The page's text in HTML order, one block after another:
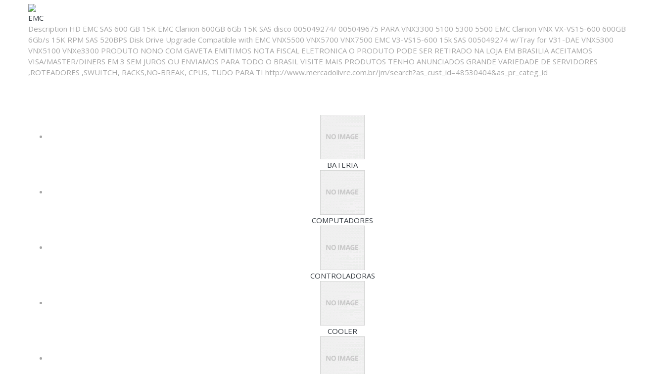
EMC
Description HD EMC SAS 600 GB 15K EMC Clariion 600GB 6Gb 15K SAS disco 005049274/ 005049675 PARA VNX3300 5100 5300 5500 EMC Clariion VNX VX-VS15-600 600GB
6Gb/s 15K RPM SAS 520BPS Disk Drive Upgrade Compatible with EMC VNX5500 VNX5700 VNX7500 EMC V3-VS15-600 15k SAS 005049274 w/Tray for V31-DAE VNX5300
VNX5100 VNXe3300 PRODUTO NONO COM GAVETA EMITIMOS NOTA FISCAL ELETRONICA O PRODUTO PODE SER RETIRADO NA LOJA EM BRASILIA ACEITAMOS
VISA/MASTER/DINERS EM 3 SEM JUROS OU ENVIAMOS PARA TODO O BRASIL VISITE MAIS PRODUTOS TENHO ANUNCIADOS GRANDE VARIEDADE DE SERVIDORES
,ROTEADORES ,SWUITCH, RACKS,NO-BREAK, CPUS, TUDO PARA TI http://www.mercadolivre.com.br/jm/search?as_cust_id=48530404&as_pr_categ_id
BATERIA
COMPUTADORES
CONTROLADORAS
COOLER